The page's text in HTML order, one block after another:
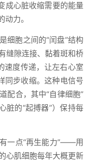
成心脏收缩需要的能量
力。
细胞之间的“闰盘”结构
隙连接、黏着斑和桥
速度传递，让左右心室
同步收缩。这种电信号
配合，其中“自律细胞”
脏的“起搏器”）保持每
一点“再生能力”——用
心肌细胞每年大概更新